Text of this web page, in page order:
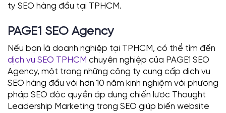
ty SEO hàng đầu tại TPHCM.
PAGE1 SEO Agency
Nếu bạn là doanh nghiệp tại TPHCM, có thể tìm đến
dịch vụ SEO TPHCM chuyên nghiệp của PAGE1 SEO
Agency, một trong những công ty cung cấp dịch vụ
SEO hàng đầu với hơn 10 năm kinh nghiệm với phương
pháp SEO độc quyền áp dụng chiến lược Thought
Leadership Marketing trong SEO giúp biến website